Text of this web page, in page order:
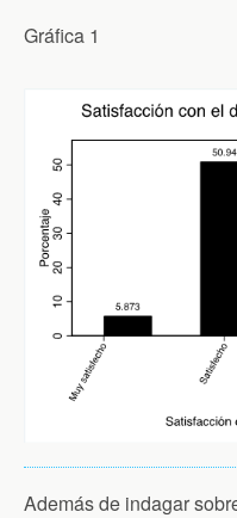
Gráfica 1
Además de indagar